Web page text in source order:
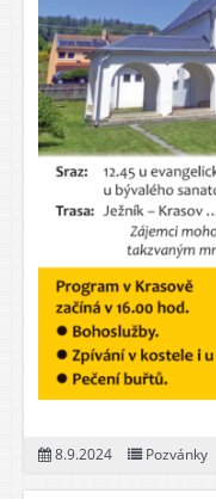
8.9.2024 Pozvánky